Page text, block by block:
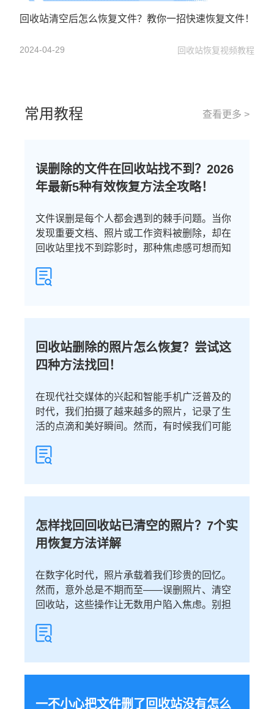
回收站清空后怎么恢复文件？教你一招快速恢复文件！
2024-04-29 回收站恢复视频教程
常用教程 查看更多 >
误删除的文件在回收站找不到？2026
年最新5种有效恢复方法全攻略！
文件误删是每个人都会遇到的棘手问题。当你
发现重要文档、照片或工作资料被删除，却在
回收站里找不到踪影时，那种焦虑感可想而知
回收站删除的照片怎么恢复？尝试这
四种方法找回！
在现代社交媒体的兴起和智能手机广泛普及的
时代，我们拍摄了越来越多的照片，记录了生
活的点滴和美好瞬间。然而，有时候我们可能
怎样找回回收站已清空的照片？7个实
用恢复方法详解
在数字化时代，照片承载着我们珍贵的回忆。
然而，意外总是不期而至——误删照片、清空
回收站，这些操作让无数用户陷入焦虑。别担
一不小心把文件删了回收站没有怎么